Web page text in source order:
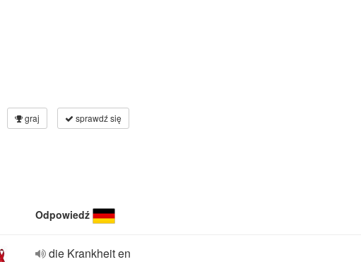
graj sprawdź się
Odpowiedź
die Krankheit en